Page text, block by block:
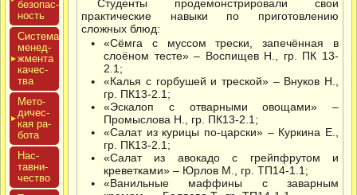
бе­зопас­
ность
Сис­те­ма
ме­нед­
жмен­та
ка­чес­
тва
Мето­
дичес­
кая ра­
бота
Нас­
тавни­
чес­тво
Студенты продемонстрировали свои
практические навыки по приготовлению
сложных блюд:
«Сёмга с муссом трески, запечённая в
слоёном тесте» – Воспищев Н., гр. ПК 13-
2.1;
«Калья с горбушей и треской» – Внуков Н.,
гр. ПК13-2.1;
«Эскалоп с отварными овощами» –
Промыслова Н., гр. ПК13-2.1;
«Салат из курицы по-царски» – Куркина Е.,
гр. ПК13-2.1;
«Салат из авокадо с грейпфрутом и
креветками» – Юрлов М., гр. ТП14-1.1;
«Ванильные маффины с заварным